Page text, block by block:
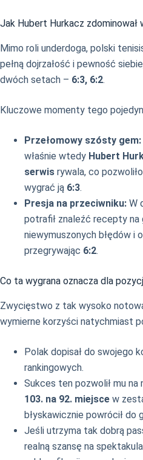
Jak Hubert Hurkacz
Mimo roli underdoga, polski
pełną dojrzałość i pewność
dwóch setach – 6:3, 6:2.
Kluczowe momenty tego
Przełomowy szósty gem:
właśnie wtedy Hubert
serwis rywala, co
wygrać ją 6:3.
Presja na przeciwniku: W
potrafił znaleźć recepty na
niewymuszonych błędów i
przegrywając 6:2.
Co ta wygrana oznacza dla
Zwycięstwo z tak wysoko
wymierne korzyści natychmiast
Polak dopisał do swojego
rankingowych.
Sukces ten pozwolił mu
103. na 92. miejsce w
błyskawicznie powrócił do
Jeśli utrzyma tak dobrą
realną szansę na